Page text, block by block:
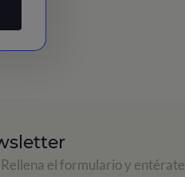
el formulario y entérate